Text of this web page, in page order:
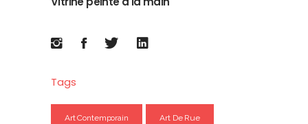
Tags
Art Contemporain Art De Rue